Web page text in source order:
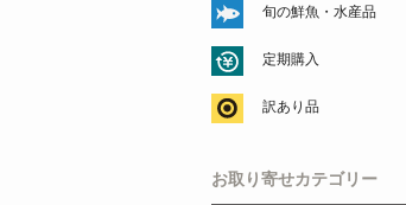
旬の鮮魚・水産品
定期購入
訳あり品
お取り寄せカテゴリー